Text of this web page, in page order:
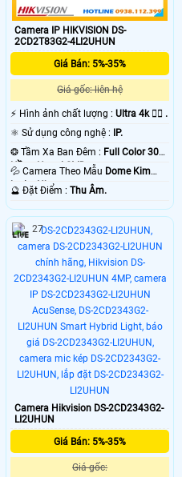
Camera IP HIKVISION DS-
2CD2T83G2-4LI2UHUN
Giá Bán: 5%-35%
Giá gốc: liên hệ
️⚡ Hình ảnh chất lượng :Ultra 4k 👍🏾 .
⚛️ Sử dụng công nghệ : IP.
❂ Tầm Xa Ban Đêm : Full Color 30m
Hồng Ngoại SMD.
💦 Camera Theo Mẫu Dome Kim
loại + Nhựa.
️🔮 Đặt Điểm :Thu Âm.
Camera Hikvision DS-2CD2343G2-
LI2UHUN
Giá Bán: 5%-35%
Giá gốc:
27